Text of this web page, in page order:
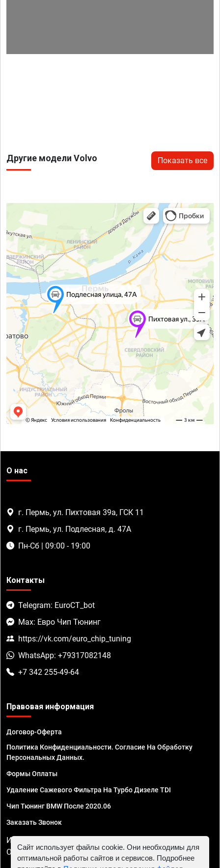
Другие модели Volvo Показать все
О нас
г. Пермь, ул. Пихтовая 39а, ГСК 11
г. Пермь, ул. Подлесная, д. 47А
Пн-Сб | 09:00 - 19:00
Контакты
Telegram: EuroCT_bot
Max: Евро Чип Тюнинг
https://vk.com/euro_chip_tuning
WhatsApp: +79317082148
+7 342 255-49-64
Правовая информация
Договор-Оферта
Политика Конфиденциальности. Согласие На Обработку
Персональных Данных.
Формы Оплаты
Удаление Сажевого Фильтра На Турбо Дизеле TDI
Чип Тюнинг BMW После 2020.06
Заказать Звонок
ИП Смирнов Георгий Павлович. ИНН 781302555843,
ОГРНИП 324470400032610
Сайт использует файлы cookie. Они необходимы для
оптимальной работы сайтов и сервисов. Подробнее